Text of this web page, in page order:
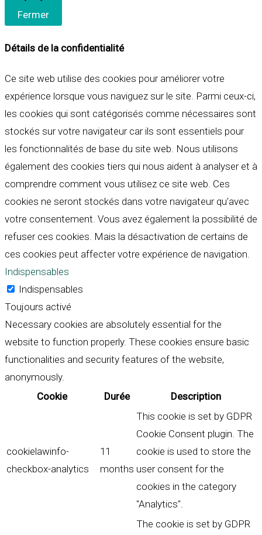
Fermer
Détails de la confidentialité
Ce site web utilise des cookies pour améliorer votre
expérience lorsque vous naviguez sur le site. Parmi ceux-ci,
les cookies qui sont catégorisés comme nécessaires sont
stockés sur votre navigateur car ils sont essentiels pour
les fonctionnalités de base du site web. Nous utilisons
également des cookies tiers qui nous aident à analyser et à
comprendre comment vous utilisez ce site web. Ces
cookies ne seront stockés dans votre navigateur qu'avec
votre consentement. Vous avez également la possibilité de
refuser ces cookies. Mais la désactivation de certains de
ces cookies peut affecter votre expérience de navigation.
Indispensables
Indispensables
Toujours activé
Necessary cookies are absolutely essential for the
website to function properly. These cookies ensure basic
functionalities and security features of the website,
anonymously.
Cookie
Durée Description
cookielawinfo-
checkbox-analytics
11
months
This cookie is set by GDPR
Cookie Consent plugin. The
cookie is used to store the
user consent for the
cookies in the category
"Analytics".
The cookie is set by GDPR